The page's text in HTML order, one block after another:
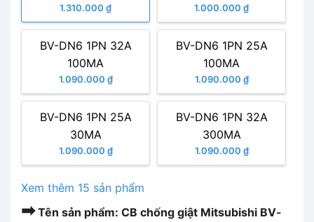
1.310.000 ₫ 1.000.000 ₫
BV-DN6 1PN 32A
100MA
1.090.000 ₫
BV-DN6 1PN 25A
100MA
1.090.000 ₫
BV-DN6 1PN 25A
30MA
1.090.000 ₫
BV-DN6 1PN 32A
300MA
1.090.000 ₫
Xem thêm 15 sản phẩm
➡Tên sản phẩm: CB chống giật Mitsubishi BV-